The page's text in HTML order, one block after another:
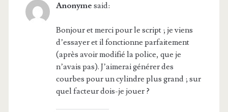
Anonyme said:
Bonjour et merci pour le script ; je viens
d’essayer et il fonctionne parfaitement
(après avoir modifié la police, que je
n’avais pas). J’aimerai générer des
courbes pour un cylindre plus grand ; sur
quel facteur dois-je jouer ?